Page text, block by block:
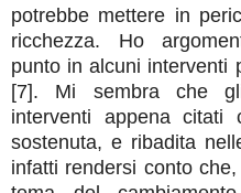
potrebbe mettere in
ricchezza. Ho
punto in alcuni interventi
[7]. Mi sembra che
interventi appena
sostenuta, e ribadita
infatti rendersi conto